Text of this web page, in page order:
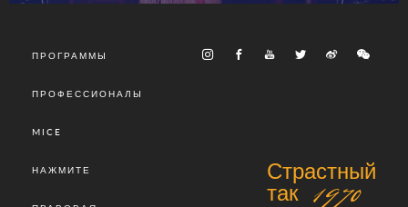
ПРОГРАММЫ
ПРОФЕССИОНАЛЫ
MICE
НАЖМИТЕ Страстный
так 1970